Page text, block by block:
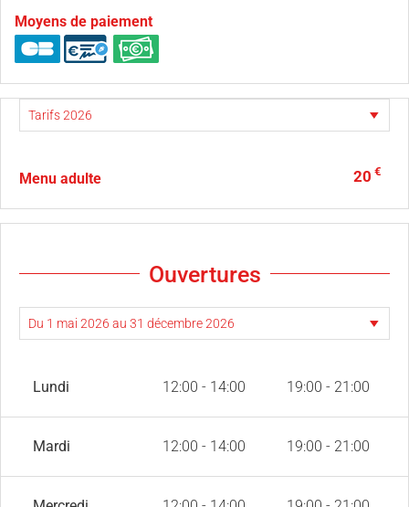
Moyens de paiement
Menu adulte 20 €
Ouvertures
Lundi 12:00 - 14:00 19:00 - 21:00
Mardi 12:00 - 14:00 19:00 - 21:00